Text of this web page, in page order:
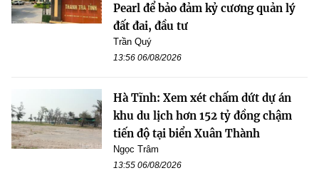
Pearl để bảo đảm kỷ cương quản lý
đất đai, đầu tư
Trần Quý
13:56 06/08/2026
Hà Tĩnh: Xem xét chấm dứt dự án
khu du lịch hơn 152 tỷ đồng chậm
tiến độ tại biển Xuân Thành
Ngọc Trâm
13:55 06/08/2026